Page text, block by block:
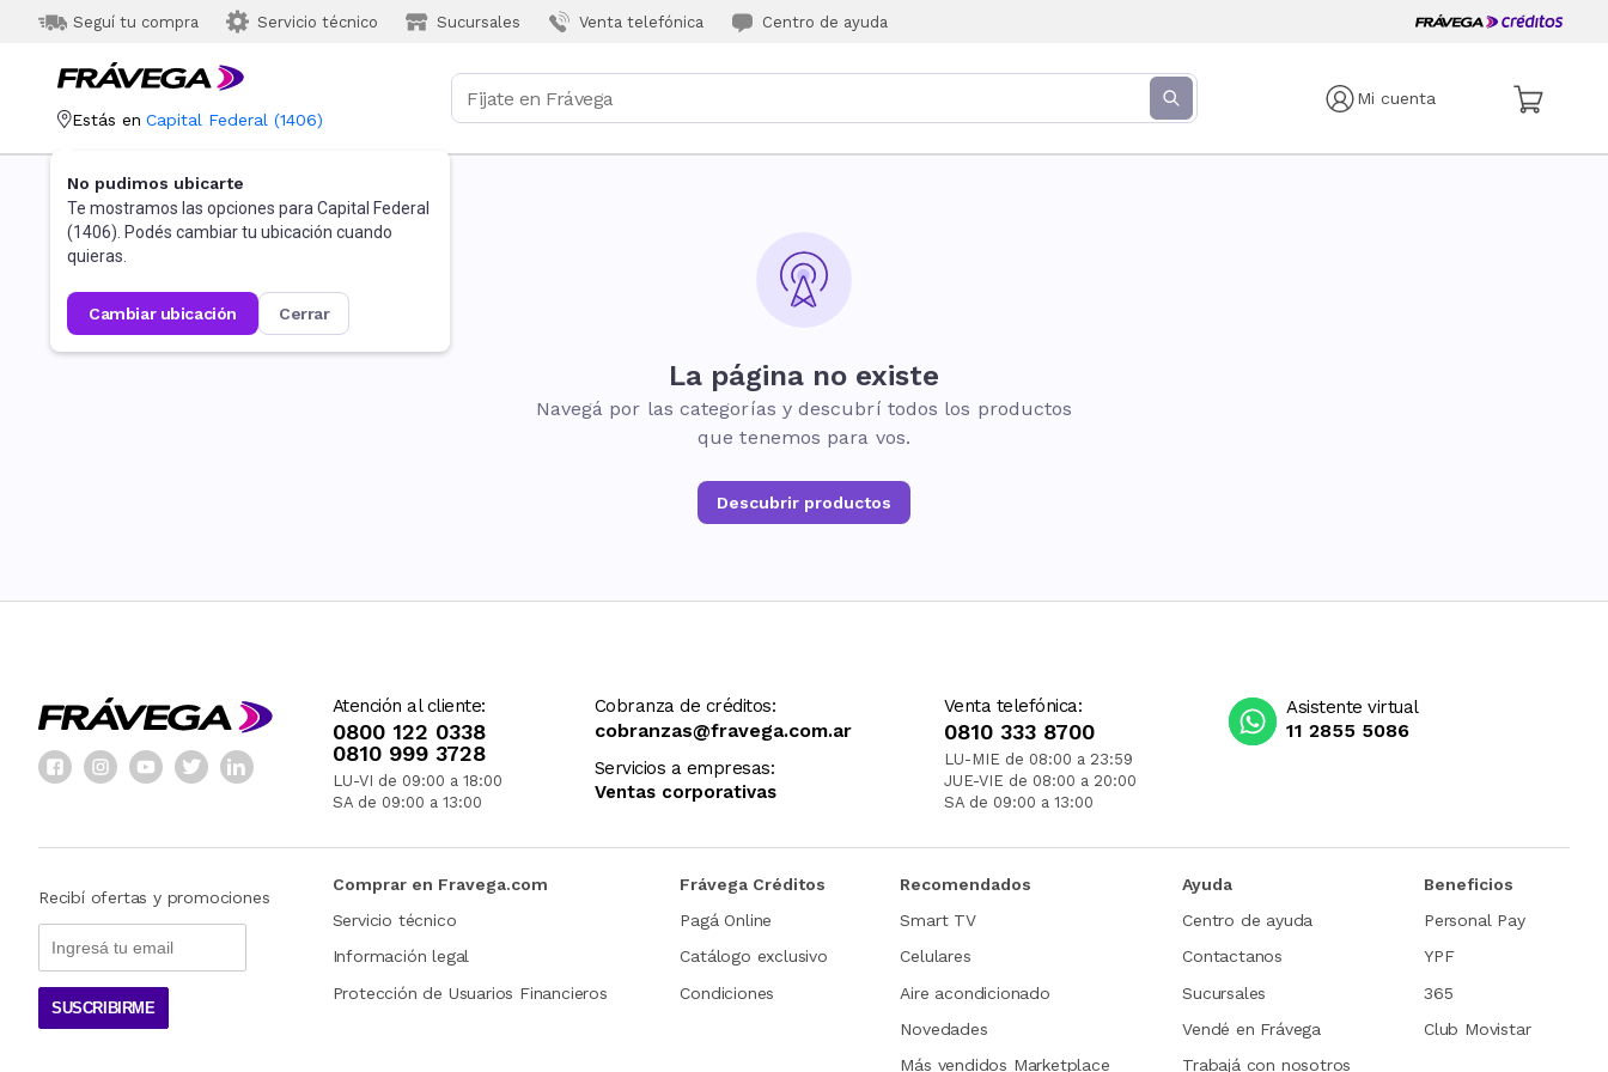
Seguí tu compra Servicio técnico Sucursales Venta telefónica Centro de ayuda
Mi cuenta
Estás en Capital Federal (1406)
No pudimos ubicarte
Te mostramos las opciones para Capital Federal
(1406). Podés cambiar tu ubicación cuando
quieras.
cambiar ubicación cerrar
La página no existe
Navegá por las categorías y descubrí todos los productos
que tenemos para vos.
Descubrir productos
Atención al cliente:
0800 122 0338
0810 999 3728
LU-VI de 09:00 a 18:00
SA de 09:00 a 13:00
Cobranza de créditos:
cobranzas@fravega.com.ar
Servicios a empresas:
Ventas corporativas
Venta telefónica:
0810 333 8700
LU-MIE de 08:00 a 23:59
JUE-VIE de 08:00 a 20:00
SA de 09:00 a 13:00
Asistente virtual
11 2855 5086
Recibí ofertas y promociones
SUSCRIBIRME
Comprar en Fravega.com
Servicio técnico
Información legal
Protección de Usuarios Financieros
Frávega Créditos
Pagá Online
Catálogo exclusivo
Condiciones
Recomendados
Smart TV
Celulares
Aire acondicionado
Novedades
Más vendidos Marketplace
Ayuda
Centro de ayuda
Contactanos
Sucursales
Vendé en Frávega
Trabajá con nosotros
Beneficios
Personal Pay
YPF
365
Club Movistar